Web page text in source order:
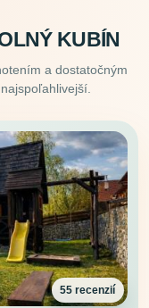
KUBÍN
a dostatočným
55 recenzií